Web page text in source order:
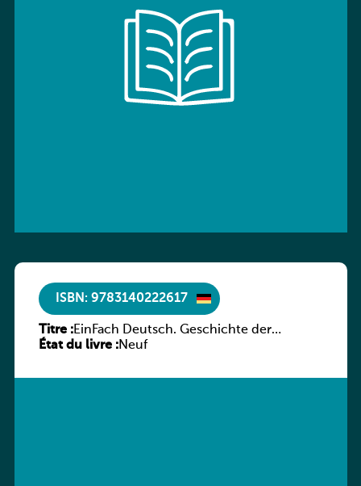
ISBN: 9783140222617
Titre :EinFach Deutsch. Geschichte der
deutschen Literatur in Beispielen
État du livre :Neuf